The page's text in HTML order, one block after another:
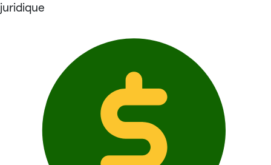
juridique